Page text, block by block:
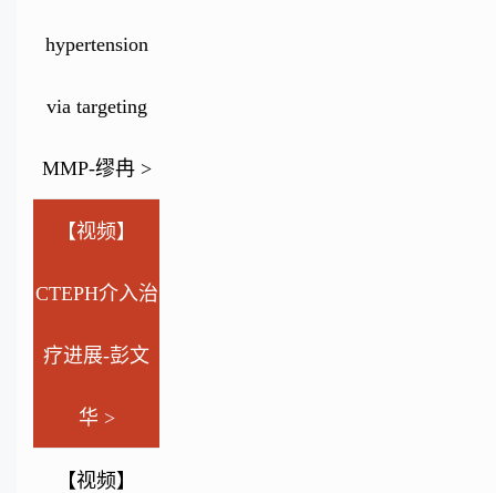
hypertension
via targeting
MMP-缪冉 >
【视频】
CTEPH介入治
疗进展-彭文
华 >
【视频】